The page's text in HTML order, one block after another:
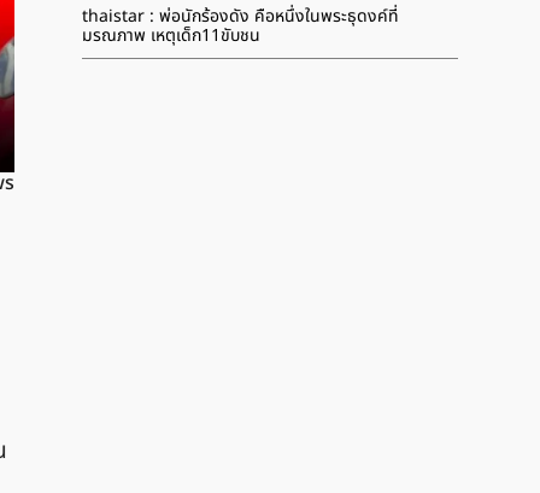
thaistar : พ่อนักร้องดัง คือหนึ่งในพระธุดงค์ที่
มรณภาพ เหตุเด็ก11ขับชน